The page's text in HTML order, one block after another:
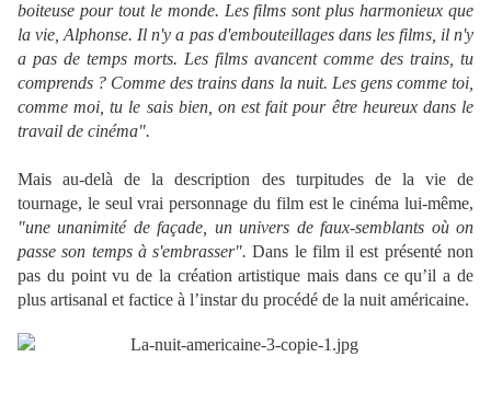
boiteuse pour tout le monde. Les films sont plus harmonieux que
la vie, Alphonse. Il n'y a pas d'embouteillages dans les films, il n'y
a pas de temps morts. Les films avancent comme des trains, tu
comprends ? Comme des trains dans la nuit. Les gens comme toi,
comme moi, tu le sais bien, on est fait pour être heureux dans le
travail de cinéma".
Mais au-delà de la description des turpitudes de la vie de
tournage, le seul vrai personnage du film est le cinéma lui-même,
"une unanimité de façade, un univers de faux-semblants où on
passe son temps à s'embrasser". Dans le film il est présenté non
pas du point vu de la création artistique mais dans ce qu’il a de
plus artisanal et factice à l’instar du procédé de la nuit américaine.